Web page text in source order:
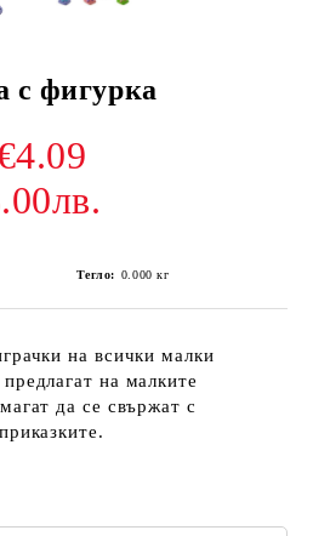
с фигурка
Тегло: 0.000 кг
на всички малки
на малките
да се свържат с